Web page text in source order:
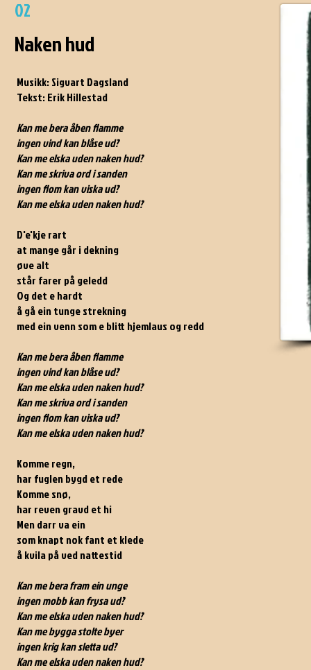
02
Naken hud
Musikk: Sigvart Dagsland
Tekst: Erik Hillestad
Kan me bera åben flamme
ingen vind kan blåse ud?
Kan me elska uden naken hud?
Kan me skriva ord i sanden
ingen flom kan viska ud?
Kan me elska uden naken hud?
D'e'kje rart
at mange går i dekning
øve alt
står farer på geledd
Og det e hardt
å gå ein tunge strekning
med ein venn som e blitt hjemlaus og redd
Kan me bera åben flamme
ingen vind kan blåse ud?
Kan me elska uden naken hud?
Kan me skriva ord i sanden
ingen flom kan viska ud?
Kan me elska uden naken hud?
Komme regn,
har fuglen bygd et rede
Komme snø,
har reven gravd et hi
Men darr va ein
som knapt nok fant et klede
å kvila på ved nattestid
Kan me bera fram ein unge
ingen mobb kan frysa ud?
Kan me elska uden naken hud?
Kan me bygga stolte byer
ingen krig kan sletta ud?
Kan me elska uden naken hud?